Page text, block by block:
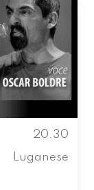
20.30
Luganese